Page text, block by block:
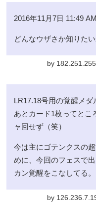
2016年11月7日 11:49 AM
どんなウザさか知りた
by
LR17.18号用の覚醒メ
あとカード1枚ってとこ
ャ回せず（笑）
今は主にゴテンクスの
めに、今回のフェスで
カン覚醒をこなしてる。
by